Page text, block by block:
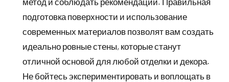
подготовка поверхности и использование
современных материалов позволят вам создать
идеально ровные стены, которые станут
отличной основой для любой отделки и декора.
Не бойтесь экспериментировать и воплощать в